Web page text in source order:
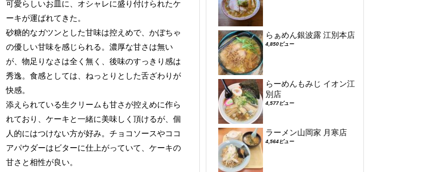
可愛らしいお皿に、オシャレに盛り付けられたケ
ーキが運ばれてきた。
砂糖的なガツンとした甘味は控えめで、かぼちゃ
の優しい甘味を感じられる。濃厚な甘さは無い
が、物足りなさは全く無く、後味のすっきり感は
秀逸。食感としては、ねっとりとした舌ざわりが
快感。
添えられている生クリームも甘さが控えめに作ら
れており、ケーキと一緒に美味しく頂けるが、個
人的にはつけない方が好み。チョコソースやココ
アパウダーはビターに仕上がっていて、ケーキの
甘さと相性が良い。
らぁめん銀波露 江別本店
4,850ビュー
らーめんもみじ イオン江
別店
4,577ビュー
ラーメン山岡家 月寒店
4,564ビュー